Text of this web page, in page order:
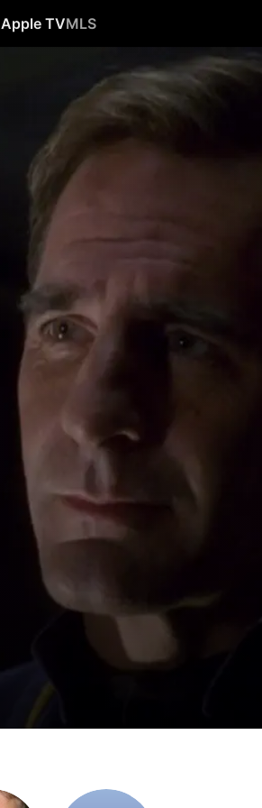
Apple TVMLS